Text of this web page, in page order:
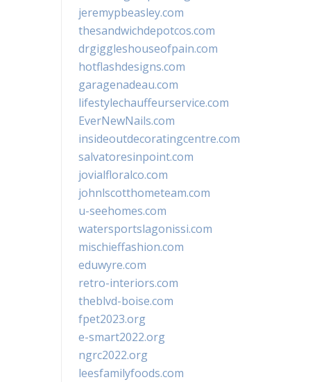
jeremypbeasley.com
thesandwichdepotcos.com
drgiggleshouseofpain.com
hotflashdesigns.com
garagenadeau.com
lifestylechauffeurservice.com
EverNewNails.com
insideoutdecoratingcentre.com
salvatoresinpoint.com
jovialfloralco.com
johnlscotthometeam.com
u-seehomes.com
watersportslagonissi.com
mischieffashion.com
eduwyre.com
retro-interiors.com
theblvd-boise.com
fpet2023.org
e-smart2022.org
ngrc2022.org
leesfamilyfoods.com